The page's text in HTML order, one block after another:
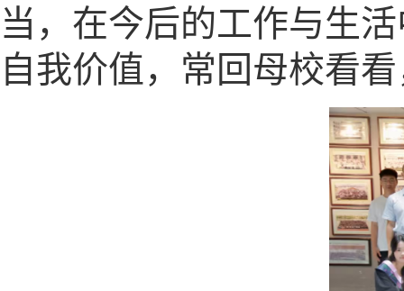
当，在今后的工作与生
自我价值，常回母校看